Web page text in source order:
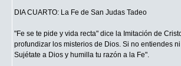
DIA CUARTO: La Fe de San Judas Tadeo
"Fe se te pide y vida recta" dice la Imitación de
profundizar los misterios de Dios. Si no entiendes
Sujétate a Dios y humilla tu razón a la Fe".